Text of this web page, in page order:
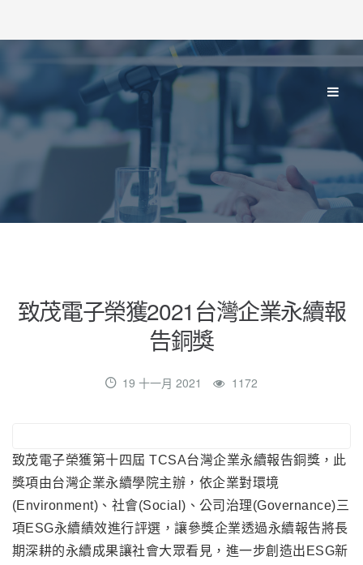
致茂電子榮獲2021台灣企業永續報
告銅獎
19 十一月 2021 1172
致茂電子榮獲第十四屆 TCSA台灣企業永續報告銅獎，此
獎項由台灣企業永續學院主辦，依企業對環境
(Environment)、社會(Social)、公司治理(Governance)三
項ESG永續績效進行評選，讓參獎企業透過永續報告將長
期深耕的永續成果讓社會大眾看見，進一步創造出ESG新